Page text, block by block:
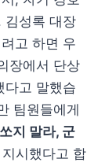
김성록 대장
고 하면 우
장에서 단상
다고 말했습
팀원들에게
지 말라, 군
시했다고 합